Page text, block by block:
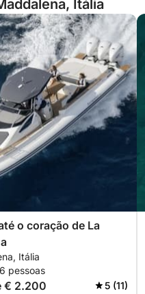
Itália
o coração de La
Itália
pessoas
€ 2.200 5 (11)